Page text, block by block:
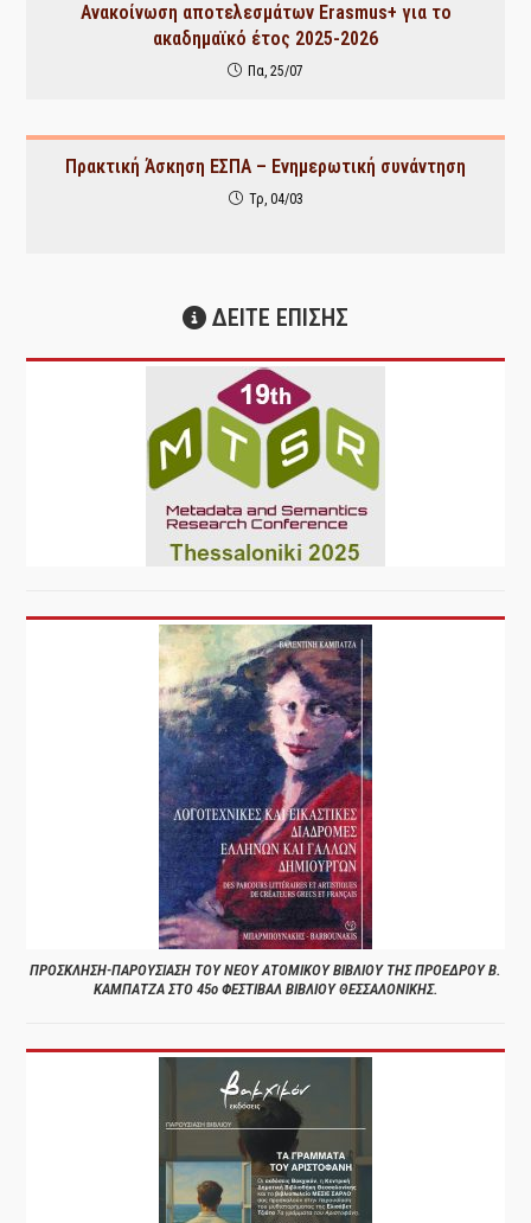
Ανακοίνωση αποτελεσμάτων Erasmus+ για το
ακαδημαϊκό έτος 2025-2026
Πα, 25/07
Πρακτική Άσκηση ΕΣΠΑ – Ενημερωτική συνάντηση
Τρ, 04/03
ΔΕΙΤΕ ΕΠΙΣΗΣ
ΠΡΟΣΚΛΗΣΗ-ΠΑΡΟΥΣΙΑΣΗ ΤΟΥ ΝΕΟΥ ΑΤΟΜΙΚΟΥ ΒΙΒΛΙΟΥ ΤΗΣ ΠΡΟΕΔΡΟΥ Β.
ΚΑΜΠΑΤΖΑ ΣΤΟ 45ο ΦΕΣΤΙΒΑΛ ΒΙΒΛΙΟΥ ΘΕΣΣΑΛΟΝΙΚΗΣ.